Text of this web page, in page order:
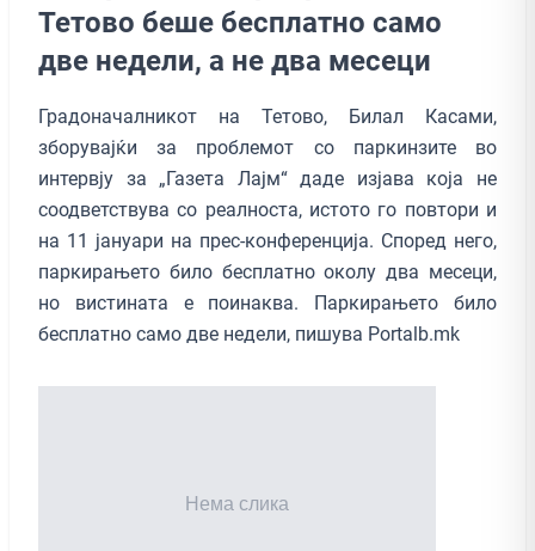
Тетово беше бесплатно само
две недели, а не два месеци
Градоначалникот на Тетово, Билал Касами,
зборувајќи за проблемот со паркинзите во
интервју за „Газета Лајм“ даде изјава која не
соодветствува со реалноста, истото го повтори и
на 11 јануари на прес-конференција. Според него,
паркирањето било бесплатно околу два месеци,
но вистината е поинаква. Паркирањето било
бесплатно само две недели, пишува Portalb.mk